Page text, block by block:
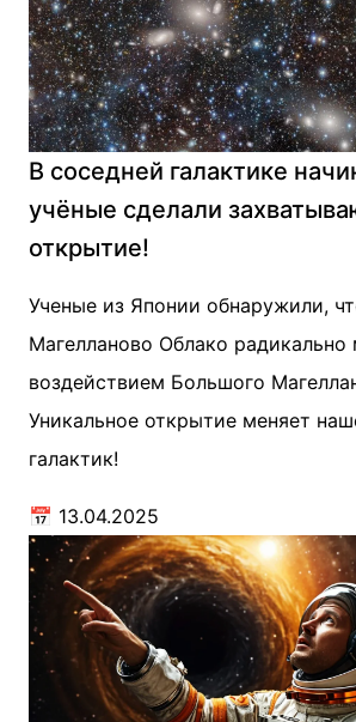
В соседней галактике
учёные сделали
открытие!
Ученые из Японии обнаружили,
Магелланово Облако радикально
воздействием Большого
Уникальное открытие меняет
галактик!
📅 13.04.2025